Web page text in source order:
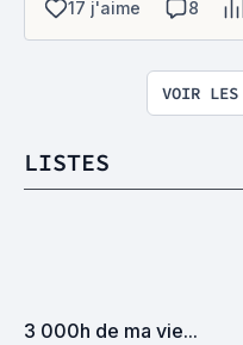
17 j'aime
8
VOIR
LISTES
3 000h de ma vie...